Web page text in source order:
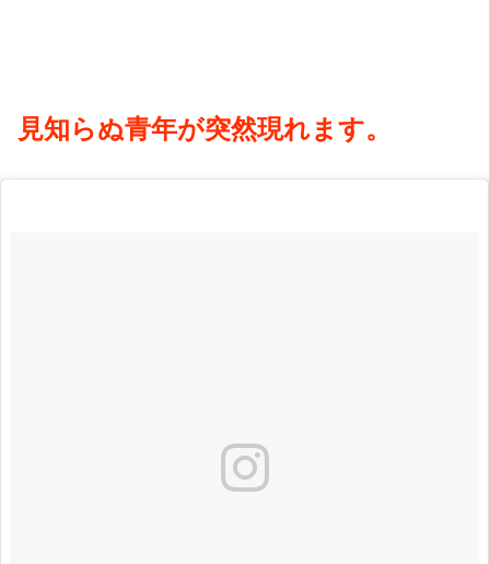
見知らぬ青年が突然現れます。